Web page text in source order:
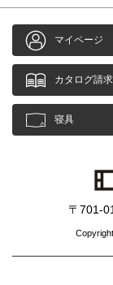
マイページ
カタログ請求
寝具
〒701-